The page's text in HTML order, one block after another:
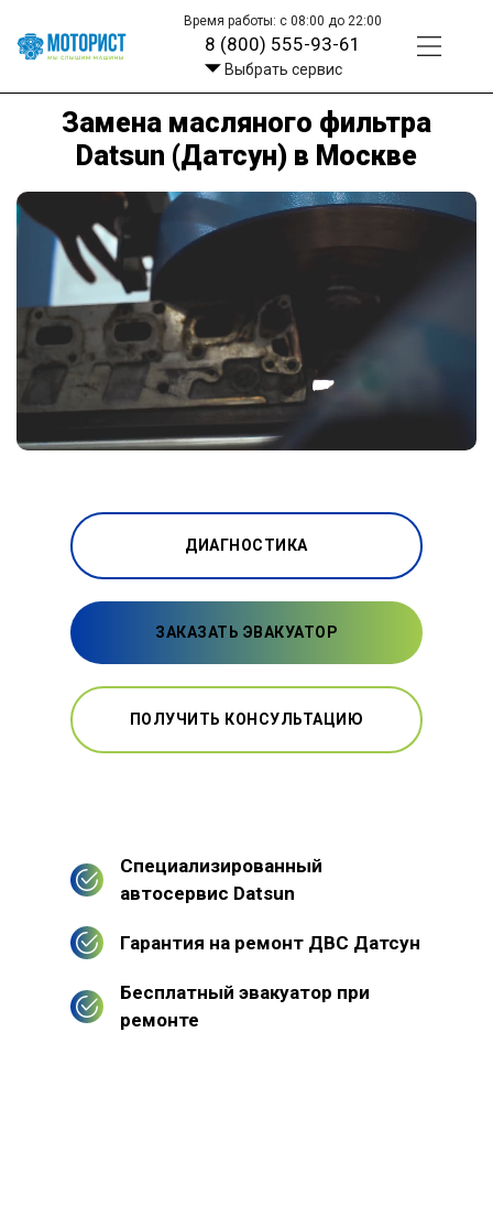
Время работы: с 08:00 до 22:00
8 (800) 555-93-61
Выбрать сервис
Замена масляного фильтра
Datsun (Датсун) в Москве
ДИАГНОСТИКА
ЗАКАЗАТЬ ЭВАКУАТОР
ПОЛУЧИТЬ КОНСУЛЬТАЦИЮ
Специализированный
автосервис Datsun
Гарантия на ремонт ДВС Датсун
Бесплатный эвакуатор при
ремонте